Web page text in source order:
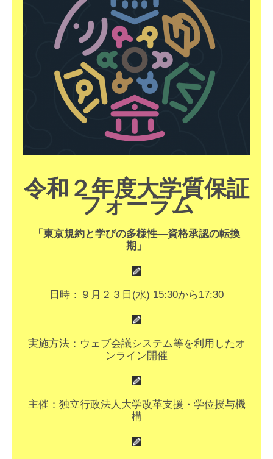
令和２年度大学質保証
フォーラム
「東京規約と学びの多様性―資格承認の転換
期」
日時：９月２３日(水) 15:30から17:30
実施方法：ウェブ会議システム等を利用したオ
ンライン開催
主催：独立行政法人大学改革支援・学位授与機
構